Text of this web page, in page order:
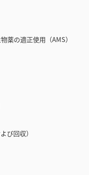
の適正使用（AMS）
回収）